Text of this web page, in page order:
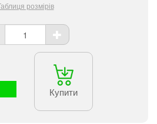
розмірів
Купити